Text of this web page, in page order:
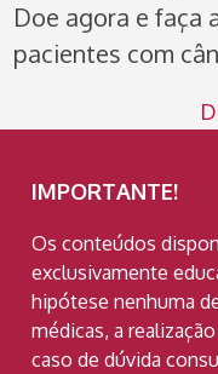
Doe agora e faça
pacientes com
IMPORTANTE!
Os conteúdos
exclusivamente
hipótese nenhuma
médicas, a
caso de dúvida